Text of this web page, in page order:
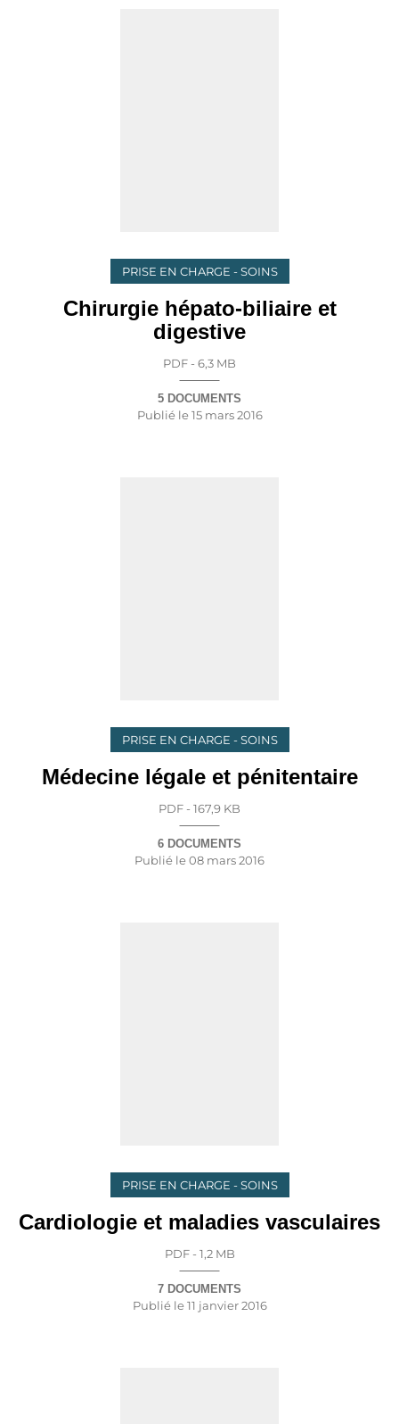
PRISE EN CHARGE - SOINS
Chirurgie hépato-biliaire et
digestive
PDF - 6,3 MB
5 DOCUMENTS
Publié le15 mars 2016
PRISE EN CHARGE - SOINS
Médecine légale et pénitentaire
PDF - 167,9 KB
6 DOCUMENTS
Publié le08 mars 2016
PRISE EN CHARGE - SOINS
Cardiologie et maladies vasculaires
PDF - 1,2 MB
7 DOCUMENTS
Publié le11 janvier 2016